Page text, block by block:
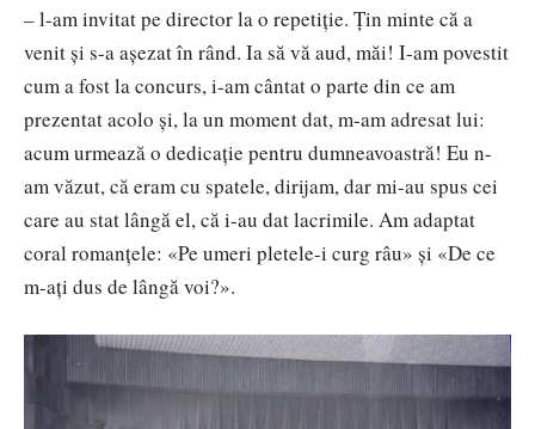
– l-am invitat pe director la o repetiție. Țin minte că a
venit și s-a așezat în rând. Ia să vă aud, măi! I-am povestit
cum a fost la concurs, i-am cântat o parte din ce am
prezentat acolo și, la un moment dat, m-am adresat lui:
acum urmează o dedicație pentru dumneavoastră! Eu n-
am văzut, că eram cu spatele, dirijam, dar mi-au spus cei
care au stat lângă el, că i-au dat lacrimile. Am adaptat
coral romanțele: «Pe umeri pletele-i curg râu» și «De ce
m-ați dus de lângă voi?».